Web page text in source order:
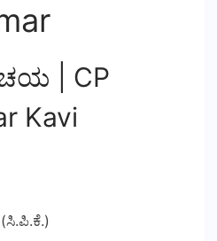
| CP
Kavi